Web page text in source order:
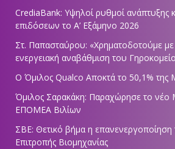
CrediaBank: Υψηλοί ρυθμοί ανάπτυξης
επιδόσεων το Α’ Εξάμηνο 2026
Στ. Παπασταύρου: «Χρηματοδοτούμε
ενεργειακή αναβάθμιση του
Ο Όμιλος Qualco Αποκτά το 50,1% της
Όμιλος Σαρακάκη: Παραχώρησε το νέο
ΕΠΟΜΕΑ Βιλίων
ΣΒΕ: Θετικό βήμα η επανενεργοποίηση
Επιτροπής Βιομηχανίας